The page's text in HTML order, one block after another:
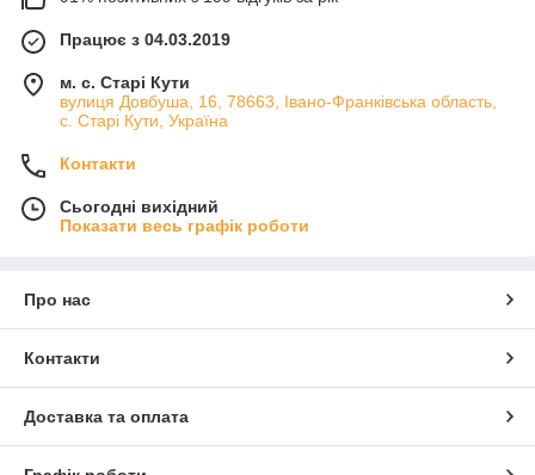
Працює з 04.03.2019
м. с. Старі Кути
вулиця Довбуша, 16, 78663, Івано-Франківська область,
с. Старі Кути, Україна
Контакти
Сьогодні вихідний
Показати весь графік роботи
Про нас
Контакти
Доставка та оплата